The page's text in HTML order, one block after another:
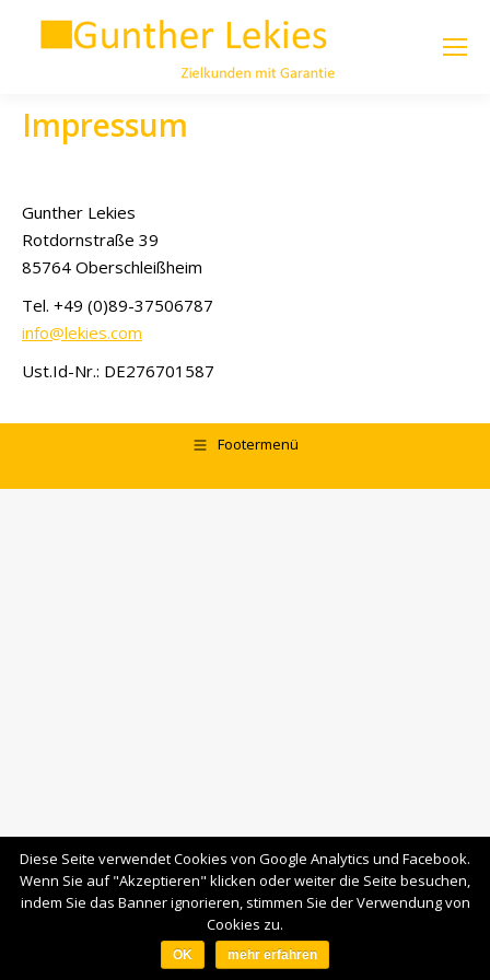
Impressum
Gunther Lekies
Rotdornstraße 39
85764 Oberschleißheim
Tel. +49 (0)89-37506787
info@lekies.com
Ust.Id-Nr.: DE276701587
Footermenü
Diese Seite verwendet Cookies von Google Analytics und Facebook.
Wenn Sie auf "Akzeptieren" klicken oder weiter die Seite besuchen,
indem Sie das Banner ignorieren, stimmen Sie der Verwendung von
Cookies zu.
OK mehr erfahren